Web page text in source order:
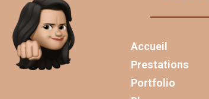
Accueil
Prestations
Portfolio